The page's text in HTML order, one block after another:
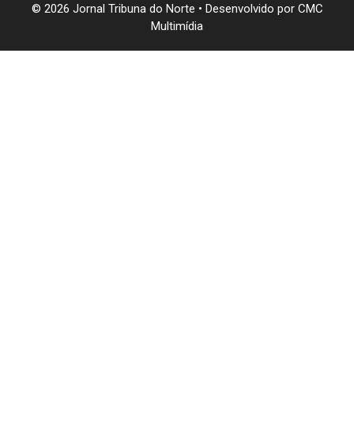
© 2026 Jornal Tribuna do Norte • Desenvolvido por CMC
Multimídia